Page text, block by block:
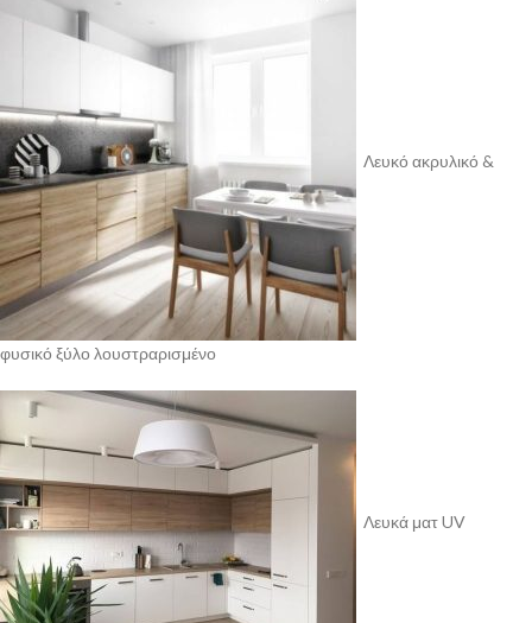
Λευκό ακρυλικό &
φυσικό ξύλο λουστραρισμένο
Λευκά ματ UV